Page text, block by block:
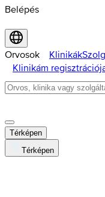
Belépés
Orvosok Klinikák
Klinikám
Térképen
Térképen